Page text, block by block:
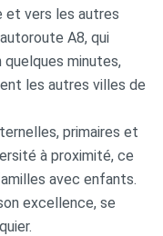
et vers les autres
A8, qui
minutes,
les autres villes de
primaires et
à proximité, ce
avec enfants.
excellence, se